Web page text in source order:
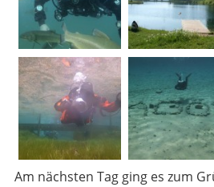
Am nächsten Tag ging es zum